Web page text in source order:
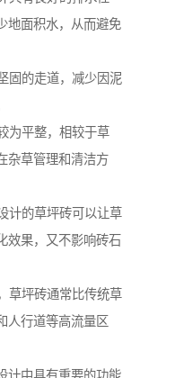
地面积水，从而避免
固的走道，减少因泥
为平整，相较于草
杂草管理和清洁方
计的草坪砖可以让草
效果，又不影响砖石
草坪砖通常比传统草
人行道等高流量区
计中具有重要的功能